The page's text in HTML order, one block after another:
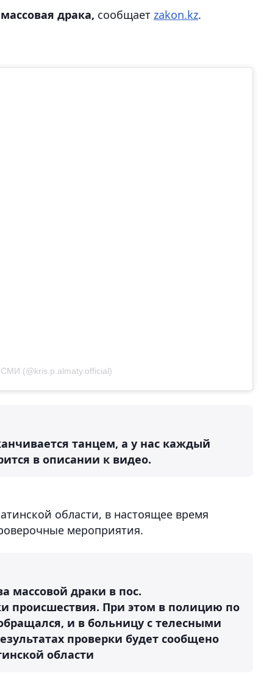
драка, сообщает zakon.kz.
СМИ (@kris.p.almaty.official)
танцем, а у нас каждый
в описании к видео.
области, в настоящее время
мероприятия.
массовой драки в пос.
происшествия. При этом в полицию по
и в больницу с телесными
проверки будет сообщено
области